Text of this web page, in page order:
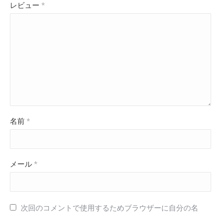
レビュー *
名前 *
メール *
次回のコメントで使用するためブラウザーに自分の名